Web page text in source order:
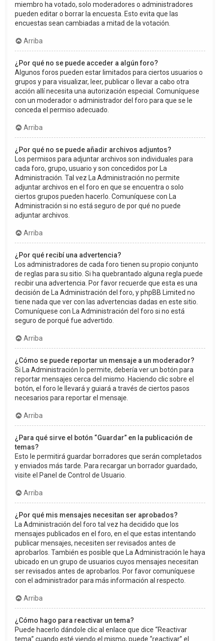
miembro ha votado, solo moderadores o administradores
pueden editar o borrar la encuesta. Esto evita que las
encuestas sean cambiadas a mitad de la votación.
Arriba
¿Por qué no se puede acceder a algún foro?
Algunos foros pueden estar limitados para ciertos usuarios o
grupos y para visualizar, leer, publicar o llevar a cabo otra
acción allí necesita una autorización especial. Comuníquese
con un moderador o administrador del foro para que se le
conceda el permiso adecuado.
Arriba
¿Por qué no se puede añadir archivos adjuntos?
Los permisos para adjuntar archivos son individuales para
cada foro, grupo, usuario y son concedidos por La
Administración. Tal vez La Administración no permite
adjuntar archivos en el foro en que se encuentra o solo
ciertos grupos pueden hacerlo. Comuníquese con La
Administración si no está seguro de por qué no puede
adjuntar archivos.
Arriba
¿Por qué recibí una advertencia?
Los administradores de cada foro tienen su propio conjunto
de reglas para su sitio. Si ha quebrantado alguna regla puede
recibir una advertencia. Por favor recuerde que esta es una
decisión de La Administración del foro, y phpBB Limited no
tiene nada que ver con las advertencias dadas en este sitio.
Comuníquese con La Administración del foro si no está
seguro de porqué fue advertido.
Arriba
¿Cómo se puede reportar un mensaje a un moderador?
Si La Administración lo permite, debería ver un botón para
reportar mensajes cerca del mismo. Haciendo clic sobre el
botón, el foro le llevará y guiará a través de ciertos pasos
necesarios para reportar el mensaje.
Arriba
¿Para qué sirve el botón “Guardar” en la publicación de
temas?
Esto le permitirá guardar borradores que serán completados
y enviados más tarde. Para recargar un borrador guardado,
visite el Panel de Control de Usuario.
Arriba
¿Por qué mis mensajes necesitan ser aprobados?
La Administración del foro tal vez ha decidido que los
mensajes publicados en el foro, en el que estas intentando
publicar mensajes, necesiten ser revisados antes de
aprobarlos. También es posible que La Administración le haya
ubicado en un grupo de usuarios cuyos mensajes necesitan
ser revisados antes de aprobarlos. Por favor comuníquese
con el administrador para más información al respecto.
Arriba
¿Cómo hago para reactivar un tema?
Puede hacerlo dándole clic al enlace que dice “Reactivar
tema” cuando esté viendo el mismo, puede “reactivar” el